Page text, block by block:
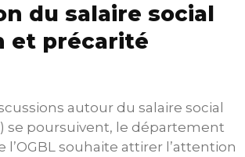
du salaire social
et précarité
autour du salaire social
se poursuivent, le département
l’OGBL souhaite attirer l’attention